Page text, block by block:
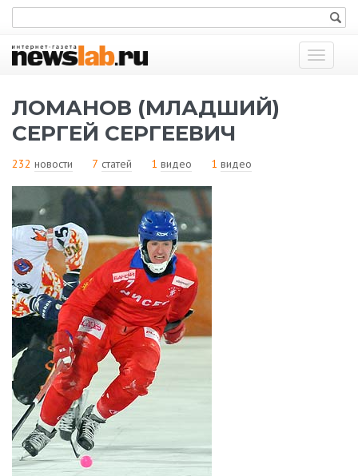
Показать
меню
ЛОМАНОВ (МЛАДШИЙ)
СЕРГЕЙ СЕРГЕЕВИЧ
232 новости 7 статей 1 видео 1 видео